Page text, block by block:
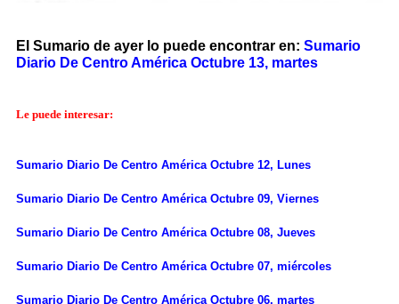
El Sumario de ayer lo puede encontrar en: Sumario
Diario De Centro América Octubre 13, martes
Le puede interesar:
Sumario Diario De Centro América Octubre 12, Lunes
Sumario Diario De Centro América Octubre 09, Viernes
Sumario Diario De Centro América Octubre 08, Jueves
Sumario Diario De Centro América Octubre 07, miércoles
Sumario Diario De Centro América Octubre 06, martes